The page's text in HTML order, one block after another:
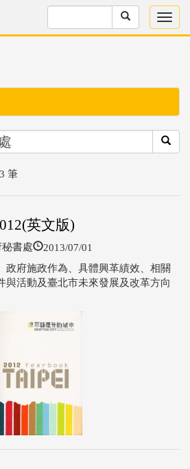
筆
英文版)
書處 2013/07/01
政府施政作為、具體興革績效、相關
與活動及臺北市未來發展及改革方向